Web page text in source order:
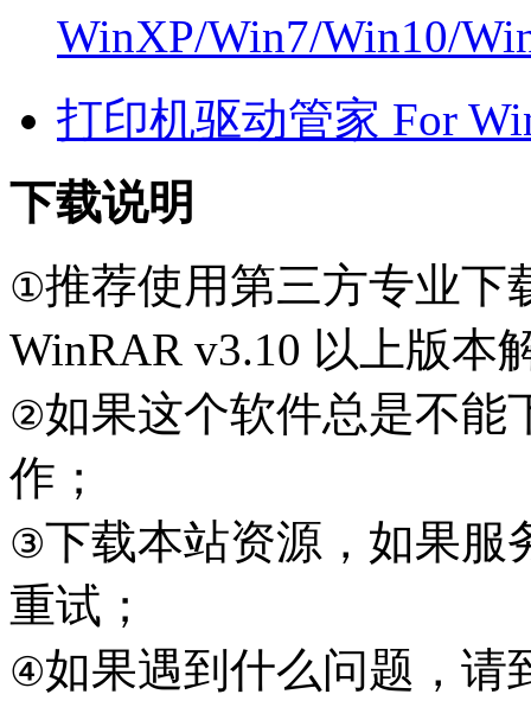
WinXP/Win7/Win10/
打印机驱动管家 For
下载说明
①推荐使用第三方专业下
WinRAR v3.10 以上版本
②如果这个软件总是不能
作；
③下载本站资源，如果服
重试；
④如果遇到什么问题，请